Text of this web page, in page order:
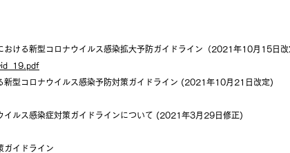
おける新型コロナウイルス感染拡大予防ガイドライン（2021年10月15日改
新型コロナウイルス感染予防対策ガイドライン (2021年10月21日改定)
イルス感染症対策ガイドラインについて (2021年3月29日修正)
ガイドライン